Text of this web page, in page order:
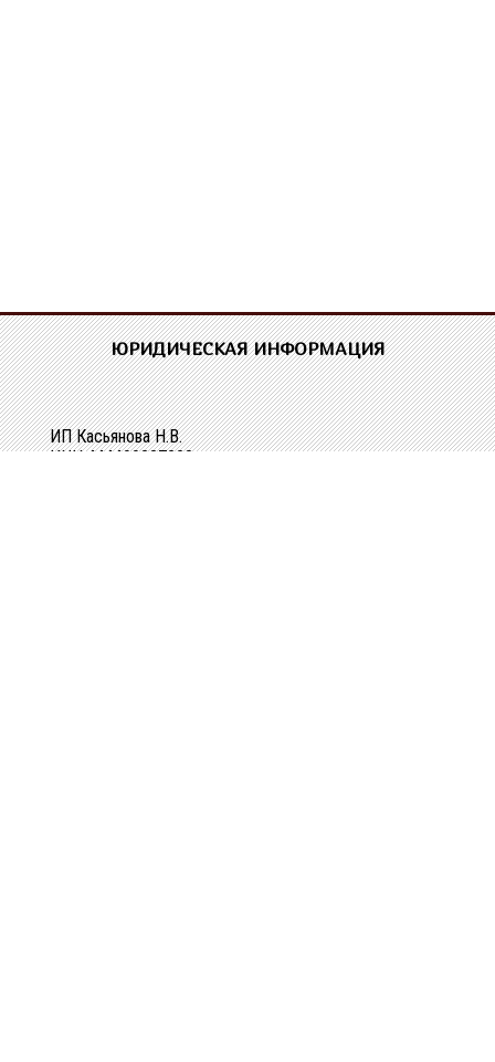
ЮРИДИЧЕСКАЯ ИНФОРМАЦИЯ
ИП Касьянова Н.В.
ИНН 444400337228